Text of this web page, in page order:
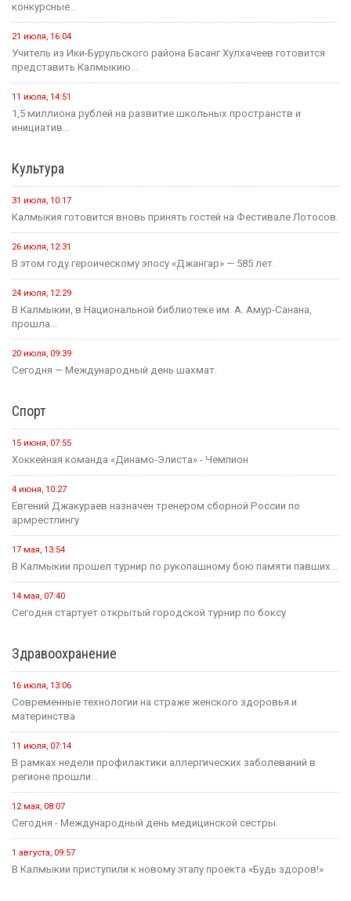
конкурсные...
21 июля, 16:04
Учитель из Ики-Бурульского района Басанг Хулхачеев готовится
представить Калмыкию...
11 июля, 14:51
1,5 миллиона рублей на развитие школьных пространств и
инициатив...
Культура
31 июля, 10:17
Калмыкия готовится вновь принять гостей на Фестивале Лотосов.
26 июля, 12:31
В этом году героическому эпосу «Джангар» — 585 лет.
24 июля, 12:29
В Калмыкии, в Национальной библиотеке им. А. Амур-Санана,
прошла...
20 июля, 09:39
Сегодня — Международный день шахмат.
Спорт
15 июня, 07:55
Хоккейная команда «Динамо-Элиста» - Чемпион
4 июня, 10:27
Евгений Джакураев назначен тренером сборной России по
армрестлингу
17 мая, 13:54
В Калмыкии прошел турнир по рукопашному бою памяти павших...
14 мая, 07:40
Сегодня стартует открытый городской турнир по боксу
Здравоохранение
16 июля, 13:06
Современные технологии на страже женского здоровья и
материнства
11 июля, 07:14
В рамках недели профилактики аллергических заболеваний в
регионе прошли...
12 мая, 08:07
Сегодня - Международный день медицинской сестры.
1 августа, 09:57
В Калмыкии приступили к новому этапу проекта «Будь здоров!»